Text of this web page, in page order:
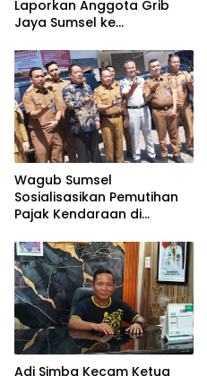
Laporkan Anggota Grib
Jaya Sumsel ke
Wagub Sumsel
Sosialisasikan Pemutihan
Pajak Kendaraan di
Adi Simba Kecam Ketua